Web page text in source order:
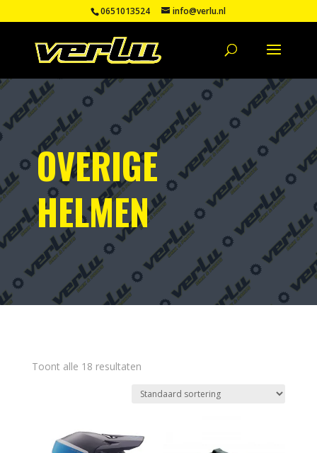
0651013524 info@verlu.nl
OVERIGE
HELMEN
Toont alle 18 resultaten